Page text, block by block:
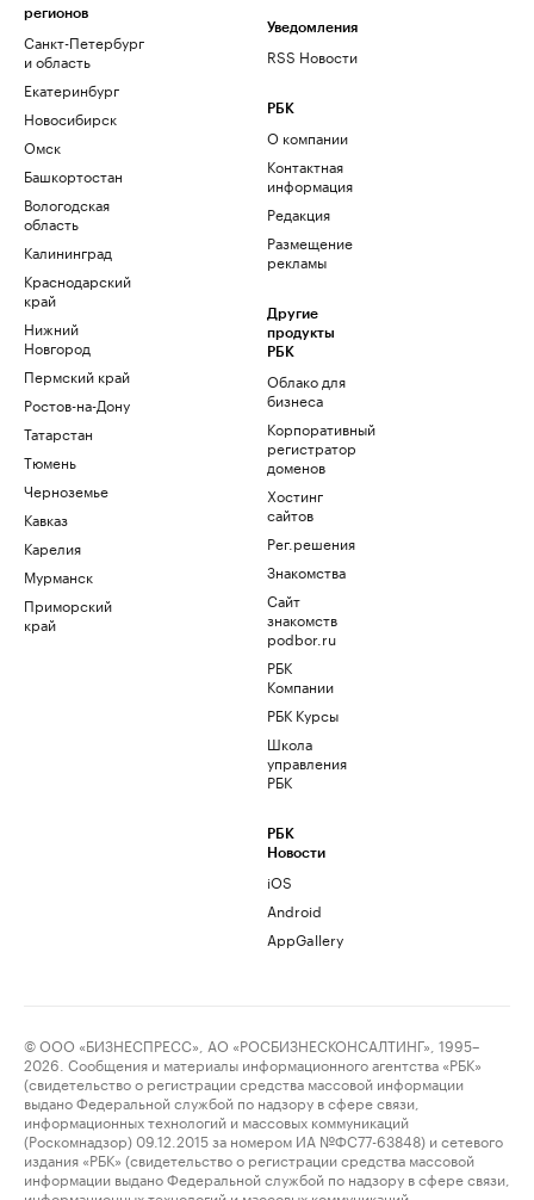
регионов
Санкт-Петербург
и область
Екатеринбург
Новосибирск
Омск
Башкортостан
Вологодская
область
Калининград
Краснодарский
край
Нижний
Новгород
Пермский край
Ростов-на-Дону
Татарстан
Тюмень
Черноземье
Кавказ
Карелия
Мурманск
Приморский
край
Уведомления
RSS Новости
РБК
О компании
Контактная
информация
Редакция
Размещение
рекламы
Другие
продукты
РБК
Облако для
бизнеса
Корпоративный
регистратор
доменов
Хостинг
сайтов
Рег.решения
Знакомства
Сайт
знакомств
podbor.ru
РБК
Компании
РБК Курсы
Школа
управления
РБК
РБК
Новости
iOS
Android
AppGallery
© ООО «БИЗНЕСПРЕСС», АО «РОСБИЗНЕСКОНСАЛТИНГ», 1995–
2026. Сообщения и материалы информационного агентства «РБК»
(свидетельство о регистрации средства массовой информации
выдано Федеральной службой по надзору в сфере связи,
информационных технологий и массовых коммуникаций
(Роскомнадзор) 09.12.2015 за номером ИА №ФС77-63848) и сетевого
издания «РБК» (свидетельство о регистрации средства массовой
информации выдано Федеральной службой по надзору в сфере связи,